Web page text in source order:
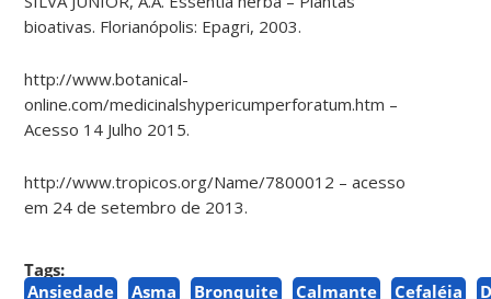
bioativas. Florianópolis: Epagri, 2003.
http://www.botanical-
online.com/medicinalshypericumperforatum.htm –
Acesso 14 Julho 2015.
http://www.tropicos.org/Name/7800012 – acesso
em 24 de setembro de 2013.
Tags:
Ansiedade
Asma Bronquite Calmante Cefaléia